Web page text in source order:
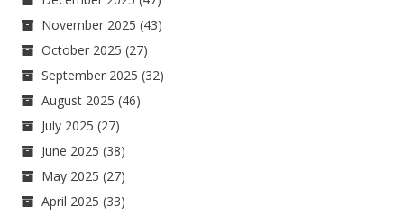
November 2025 (43)
October 2025 (27)
September 2025 (32)
August 2025 (46)
July 2025 (27)
June 2025 (38)
May 2025 (27)
April 2025 (33)